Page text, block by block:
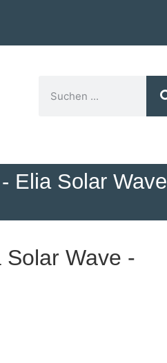
Elia Solar Wave
Wave -